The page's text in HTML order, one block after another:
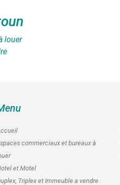
louer
commerciaux et bureaux à
et Motel
Triplex et Immeuble a vendre